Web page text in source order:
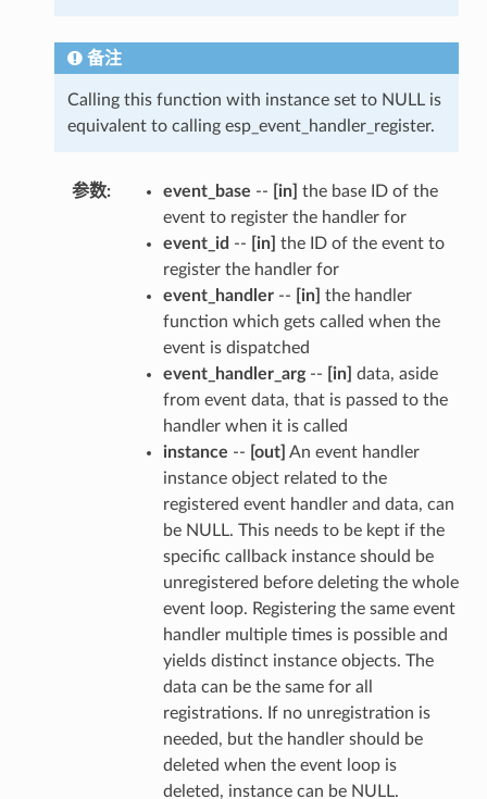
备注
Calling this function with instance set to NULL is
equivalent to calling esp_event_handler_register.
参数: event_base -- [in] the base ID of the
event to register the handler for
event_id -- [in] the ID of the event to
register the handler for
event_handler-- [in] the handler
function which gets called when the
event is dispatched
event_handler_arg-- [in] data, aside
from event data, that is passed to the
handler when it is called
instance -- [out] An event handler
instance object related to the
registered event handler and data, can
be NULL. This needs to be kept if the
specific callback instance should be
unregistered before deleting the whole
event loop. Registering the same event
handler multiple times is possible and
yields distinct instance objects. The
data can be the same for all
registrations. If no unregistration is
needed, but the handler should be
deleted when the event loop is
deleted, instance can be NULL.